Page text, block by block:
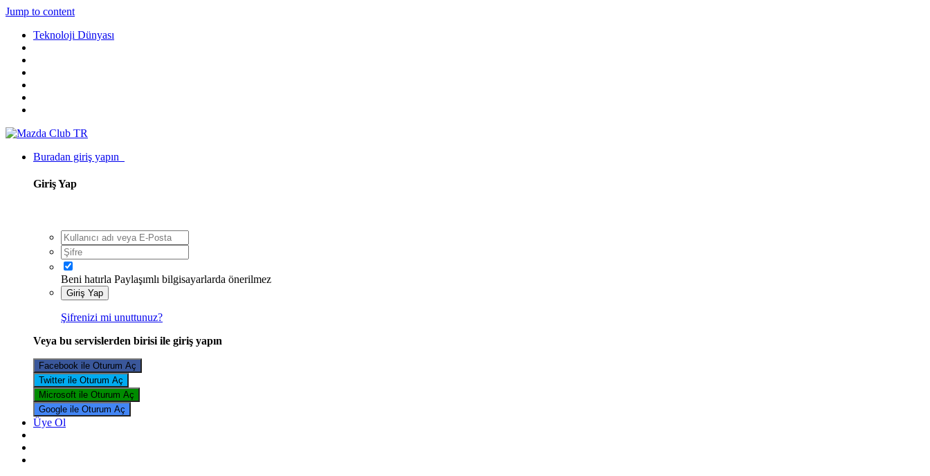
Jump to content
Teknoloji Dünyası
Buradan giriş yapın
Giriş Yap
Beni hatırla Paylaşımlı bilgisayarlarda önerilmez
Giriş Yap
Şifrenizi mi unuttunuz?
Veya bu servislerden birisi ile giriş yapın
Facebook ile Oturum Aç
Twitter ile Oturum Aç
Microsoft ile Oturum Aç
Google ile Oturum Aç
Üye Ol